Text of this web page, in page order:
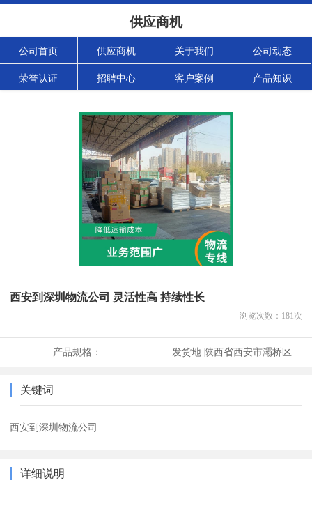
供应商机
公司首页 供应商机 关于我们 公司动态
荣誉认证 招聘中心 客户案例 产品知识
西安到深圳物流公司 灵活性高 持续性长
浏览次数： 181次
产品规格： 发货地:陕西省西安市灞桥区
关键词
西安到深圳物流公司
详细说明